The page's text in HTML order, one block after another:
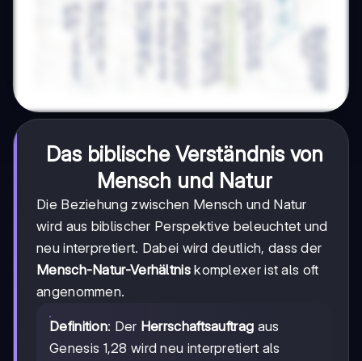
Das biblische Verständnis von
Mensch und Natur
Die Beziehung zwischen Mensch und Natur
wird aus biblischer Perspektive beleuchtet und
neu interpretiert. Dabei wird deutlich, dass der
Mensch-Natur-Verhältniskomplexer ist als oft
angenommen.
Definition: Der Herrschaftsauftrag aus
Genesis 1,28 wird neu interpretiert als